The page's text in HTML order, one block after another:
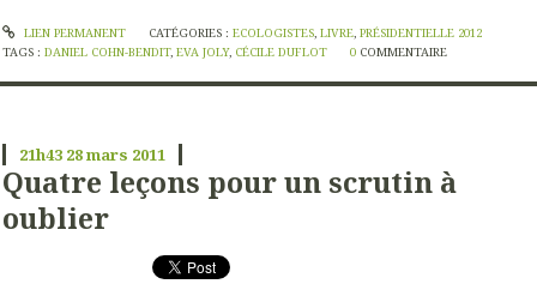
LIEN PERMANENT CATÉGORIES : ECOLOGISTES, LIVRE, PRÉSIDENTIELLE 2012
TAGS : DANIEL COHN-BENDIT, EVA JOLY, CÉCILE DUFLOT 0 COMMENTAIRE
21h43 28mars 2011
Quatre leçons pour un scrutin à
oublier